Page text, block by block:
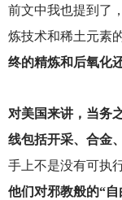
前文中我也提到了
炼技术和稀土元素
终的精炼和后氧化
对美国来讲，当务
线包括开采、合金
手上不是没有可执
他们对邪教般的“自